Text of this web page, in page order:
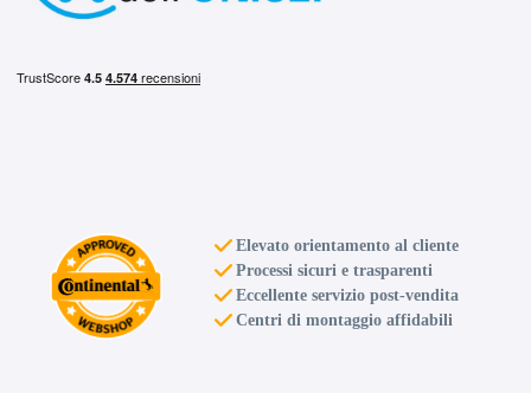
Elevato orientamento al cliente
Processi sicuri e trasparenti
Eccellente servizio post-vendita
Centri di montaggio affidabili